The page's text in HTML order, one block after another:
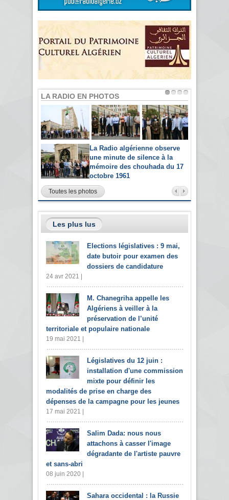
LA RADIO EN PHOTOS
La Radio algérienne observe
une minute de silence à la
mémoire des chouhada du 17
octobre 1961
Toutes les photos
Les plus lus
Elections législatives : 9 mai,
date butoir pour examen des
dossiers de candidature
24 avr 2021 |
M. Chanegriha appelle les
Algériens à veiller à la
préservation de l’unité
territoriale et populaire nationale
19 mai 2021 |
Législatives du 12 juin :
installation d'une commission
mixte pour définir les
modalités de prise en charge des
dépenses de la campagne pour les jeunes
17 mai 2021 |
Salim Dada: nous nous
attachons à casser l'image
dégradante de l'artiste pauvre
et sans-abri
08 juin 2020 |
Sahara occidental : la Russie